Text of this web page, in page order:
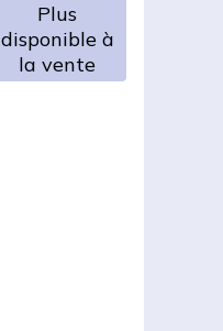
Plus
disponible à
la vente